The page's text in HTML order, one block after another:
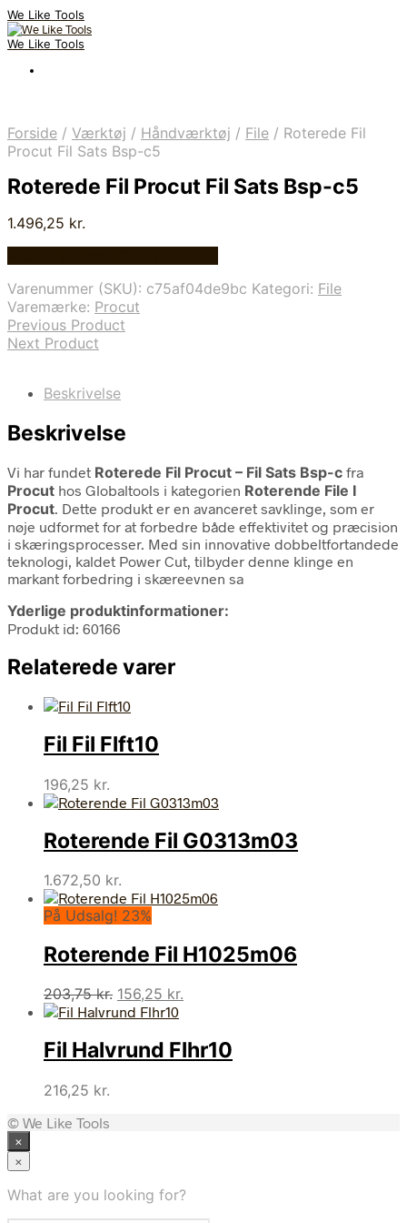
We Like Tools
We Like Tools
Forside / Værktøj / Håndværktøj / File / Roterede Fil
Procut Fil Sats Bsp-c5
Roterede Fil Procut Fil Sats Bsp-c5
1.496,25 kr.
Varenummer (SKU): c75af04de9bc Kategori: File
Varemærke: Procut
Previous Product
Next Product
Beskrivelse
Beskrivelse
Vi har fundet Roterede Fil Procut – Fil Sats Bsp-c fra
Procut hos Globaltools i kategorien Roterende File I
Procut. Dette produkt er en avanceret savklinge, som er
nøje udformet for at forbedre både effektivitet og præcision
i skæringsprocesser. Med sin innovative dobbeltfortandede
teknologi, kaldet Power Cut, tilbyder denne klinge en
markant forbedring i skæreevnen sa
Yderlige produktinformationer:
Produkt id: 60166
Relaterede varer
Fil Fil Flft10
196,25 kr.
Roterende Fil G0313m03
1.672,50 kr.
På Udsalg! 23%
Roterende Fil H1025m06
203,75kr. Den
oprindelige
var:
203,75 kr..
156,25 kr.
er:
156,25 kr..
Fil Halvrund Flhr10
216,25 kr.
© We Like Tools
×
×
What are you looking for?